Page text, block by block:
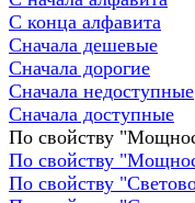
С конца алфавита
Сначала дешевые
Сначала дорогие
Сначала недоступные
Сначала доступные
По свойству
По свойству
По свойству